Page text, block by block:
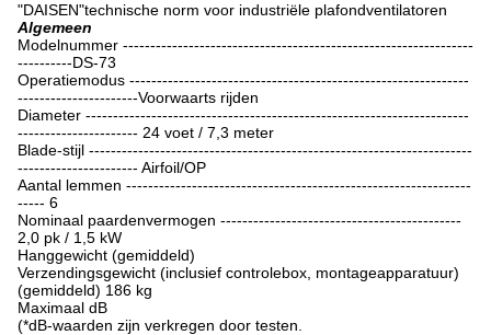
"DAISEN"technische norm voor industriële plafondventilatoren
Algemeen
Modelnummer ----------------------------------------------------------------
----------DS-73
Operatiemodus --------------------------------------------------------------
----------------------Voorwaarts rijden
Diameter ----------------------------------------------------------------------
---------------------- 24 voet / 7,3 meter
Blade-stijl ----------------------------------------------------------------------
---------------------- Airfoil/OP
Aantal lemmen ---------------------------------------------------------------
----- 6
Nominaal paardenvermogen --------------------------------------------
2,0 pk / 1,5 kW
Hanggewicht (gemiddeld)
Verzendingsgewicht (inclusief controlebox, montageapparatuur)
(gemiddeld) 186 kg
Maximaal dB
(*dB-waarden zijn verkregen door testen.